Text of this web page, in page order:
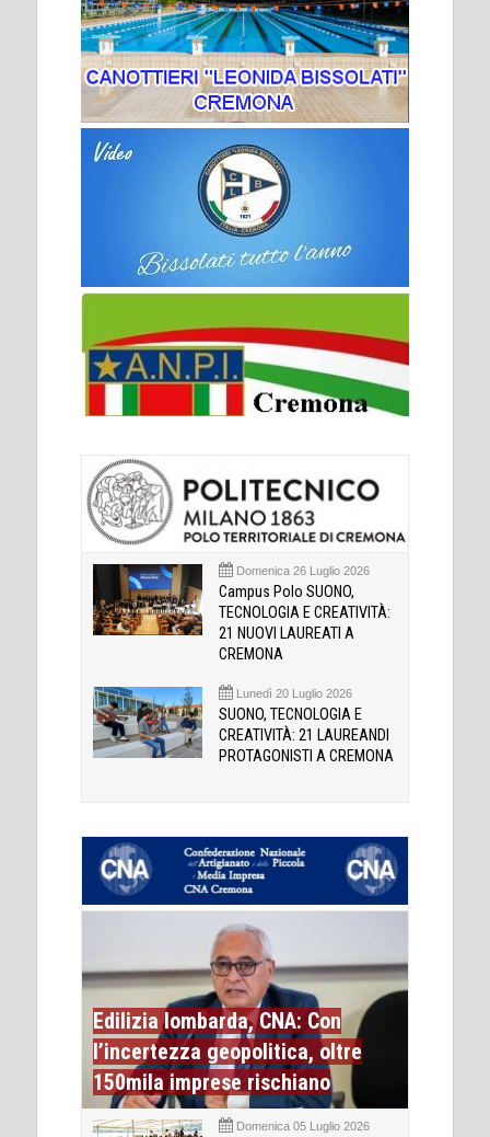
Domenica 26 Luglio 2026
Campus Polo SUONO,
TECNOLOGIA E CREATIVITÀ:
21 NUOVI LAUREATI A
CREMONA
Lunedì 20 Luglio 2026
SUONO, TECNOLOGIA E
CREATIVITÀ: 21 LAUREANDI
PROTAGONISTI A CREMONA
Edilizia lombarda, CNA: Con
l’incertezza geopolitica, oltre
150mila imprese rischiano
Domenica 05 Luglio 2026